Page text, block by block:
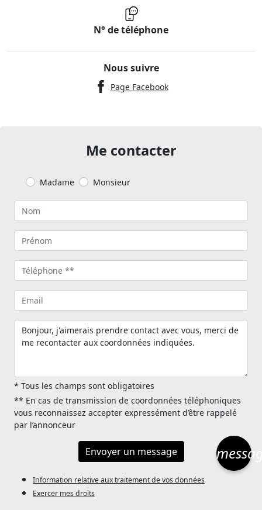
N° de téléphone
Nous suivre
Page Facebook
Me contacter
Madame Monsieur
* Tous les champs sont obligatoires
** En cas de transmission de coordonnées téléphoniques
vous reconnaissez accepter expressément d’être rappelé
par l’annonceur
Envoyer un message
Information relative aux traitement de vos données
Exercer mes droits